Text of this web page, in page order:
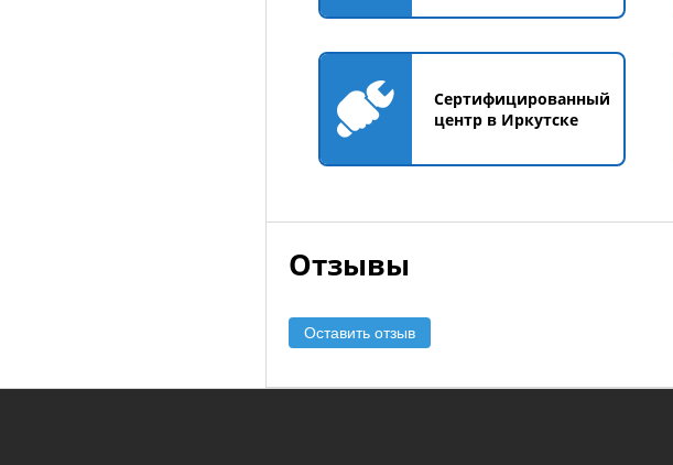
Сертифицированный
центр в Иркутске
Отзывы
Оставить отзыв